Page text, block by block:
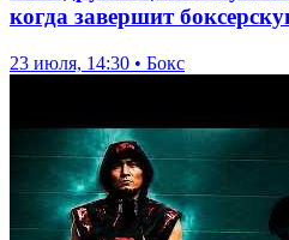
когда завершит
23 июля, 14:30 • Бокс